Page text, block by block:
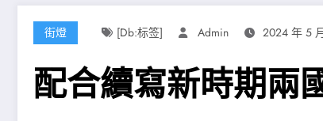
街燈 [db:标签] Admin 2024 年 5
配合續寫新時期兩